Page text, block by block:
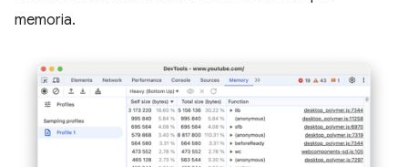
memoria.